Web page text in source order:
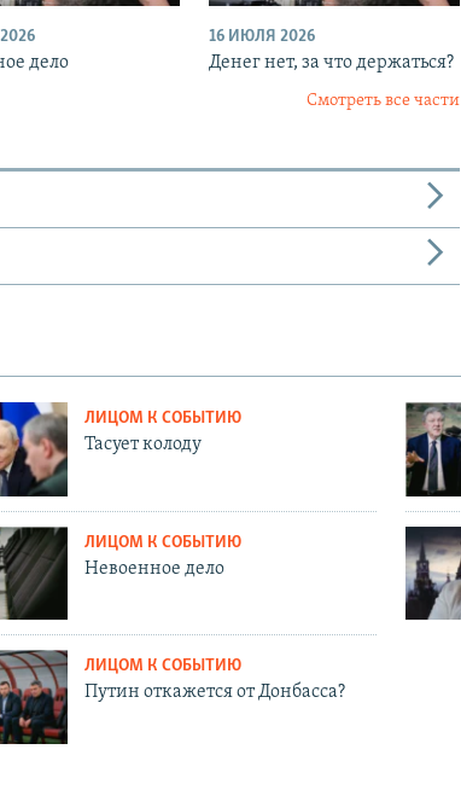
дело
16 ИЮЛЯ 2026
Денег нет, за что держаться?
Смотреть все части
ЛИЦОМ К СОБЫТИЮ
Тасует колоду
ЛИЦОМ К СОБЫТИЮ
Невоенное дело
ЛИЦОМ К СОБЫТИЮ
Путин откажется от Донбасса?